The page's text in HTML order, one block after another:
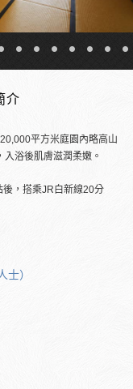
介
平方米庭園內略高山
浴後肌膚滋潤柔嫩。
，搭乘JR白新線20分
士）